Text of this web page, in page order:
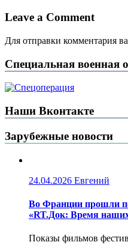
Leave a Comment
Для отправки комментария
Специальная военная
Наши Вконтакте
Зарубежные новости
24.04.2026 Евгений
Во Франции прошли
«RT.Док: Время наших
Показы фильмов